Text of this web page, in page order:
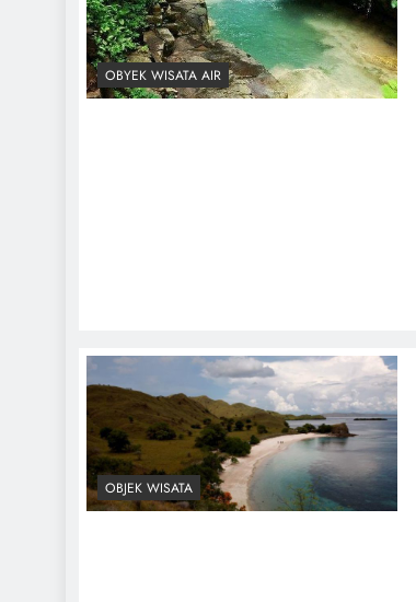
OBYEK WISATA AIR
OBJEK WISATA